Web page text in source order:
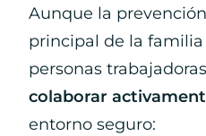
Aunque la
principal de la
personas
colaborar
entorno seguro: